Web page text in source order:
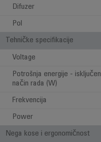
Difuzer
Pol
Tehničke specifikacije
Voltage
Potrošnja energije - isključen
način rada (W)
Frekvencija
Power
Nega kose i ergonomičnost